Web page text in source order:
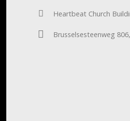
Heartbeat Church
Brusselsesteenweg